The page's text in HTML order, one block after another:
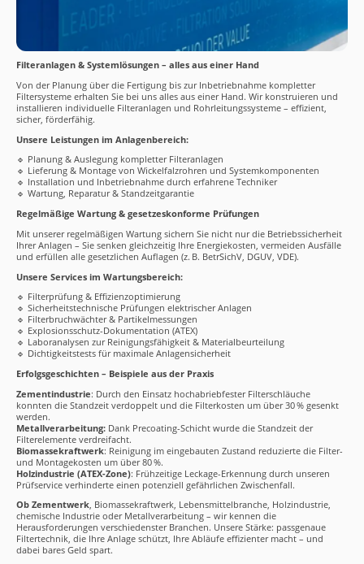
Filteranlagen & Systemlösungen – alles aus einer Hand
Von der Planung über die Fertigung bis zur Inbetriebnahme kompletter
Filtersysteme erhalten Sie bei uns alles aus einer Hand. Wir konstruieren und
installieren individuelle Filteranlagen und Rohrleitungssysteme – effizient,
sicher, förderfähig.
Unsere Leistungen im Anlagenbereich:
🔹 Planung & Auslegung kompletter Filteranlagen
🔹 Lieferung & Montage von Wickelfalzrohren und Systemkomponenten
🔹 Installation und Inbetriebnahme durch erfahrene Techniker
🔹 Wartung, Reparatur & Standzeitgarantie
Regelmäßige Wartung & gesetzeskonforme Prüfungen
Mit unserer regelmäßigen Wartung sichern Sie nicht nur die Betriebssicherheit
Ihrer Anlagen – Sie senken gleichzeitig Ihre Energiekosten, vermeiden Ausfälle
und erfüllen alle gesetzlichen Auflagen (z. B. BetrSichV, DGUV, VDE).
Unsere Services im Wartungsbereich:
🔹 Filterprüfung & Effizienzoptimierung
🔹 Sicherheitstechnische Prüfungen elektrischer Anlagen
🔹 Filterbruchwächter & Partikelmessungen
🔹 Explosionsschutz-Dokumentation (ATEX)
🔹 Laboranalysen zur Reinigungsfähigkeit & Materialbeurteilung
🔹 Dichtigkeitstests für maximale Anlagensicherheit
Erfolgsgeschichten – Beispiele aus der Praxis
Zementindustrie: Durch den Einsatz hochabriebfester Filterschläuche
konnten die Standzeit verdoppelt und die Filterkosten um über 30 % gesenkt
werden.
Metallverarbeitung: Dank Precoating-Schicht wurde die Standzeit der
Filterelemente verdreifacht.
Biomassekraftwerk: Reinigung im eingebauten Zustand reduzierte die Filter-
und Montagekosten um über 80 %.
Holzindustrie (ATEX-Zone): Frühzeitige Leckage-Erkennung durch unseren
Prüfservice verhinderte einen potenziell gefährlichen Zwischenfall.
Ob Zementwerk, Biomassekraftwerk, Lebensmittelbranche, Holzindustrie,
chemische Industrie oder Metallverarbeitung – wir kennen die
Herausforderungen verschiedenster Branchen. Unsere Stärke: passgenaue
Filtertechnik, die Ihre Anlage schützt, Ihre Abläufe effizienter macht – und
dabei bares Geld spart.